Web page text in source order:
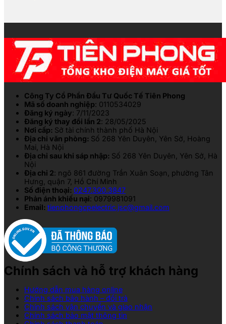
Công Ty Cổ Phần Đầu Tư Quốc Tế Tiên Phong
Mã số doanh nghiệp: 0110534029
Đăng ký ngày: 7/11/2023
Đăng ký thay đổi lần 2: 28/05/2025
Nơi cấp: Sở tài chính thành phố Hà Nội
Địa chỉ văn phòng: Số 268 Yên Duyên, Yên Sở, Hoàng
Mai, Hà Nội
Địa chỉ sau khi sáp nhập: Số 268 Yên Duyên, Yên Sở, Hà
Nội
Địa chỉ 2: ngõ 861 đường Trần Xuân Soạn, phường Tân
Hưng, quận 7, Hồ Chí Minh
Số điện thoại: 0247.300.3847
Phản ánh khiếu nại: 0979981091
Email: tienphongcpelectric.jsc@gmail.com
Chính sách và hỗ trợ khách hàng
Hướng dẫn mua hàng online
Chính sách bảo hành – đổi trả
Chính sách vận chuyển và giao nhận
Chính sách bảo mật thông tin